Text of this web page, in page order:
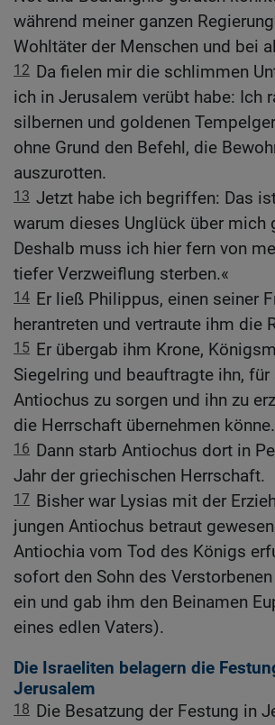
während meiner ganzen
Wohltäter der Menschen und bei
12 Da fielen mir die schlimmen
ich in Jerusalem verübt habe: Ich
silbernen und goldenen
ohne Grund den Befehl, die
auszurotten.
13 Jetzt habe ich begriffen: Das
warum dieses Unglück über mich
Deshalb muss ich hier fern von
tiefer Verzweiflung sterben.«
14 Er ließ Philippus, einen seiner
herantreten und vertraute ihm die
15 Er übergab ihm Krone,
Siegelring und beauftragte ihn, für
Antiochus zu sorgen und ihn zu
die Herrschaft übernehmen könne.
16 Dann starb Antiochus dort in
Jahr der griechischen Herrschaft.
17 Bisher war Lysias mit der
jungen Antiochus betraut
Antiochia vom Tod des Königs
sofort den Sohn des
ein und gab ihm den Beinamen
eines edlen Vaters).
Die Israeliten belagern die
Jerusalem
18 Die Besatzung der Festung in